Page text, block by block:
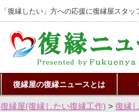
「復縁したい」方への応援に復縁屋スタ
復縁屋の復縁ニュースとは
復縁屋(復縁したい復縁工作) > 復縁